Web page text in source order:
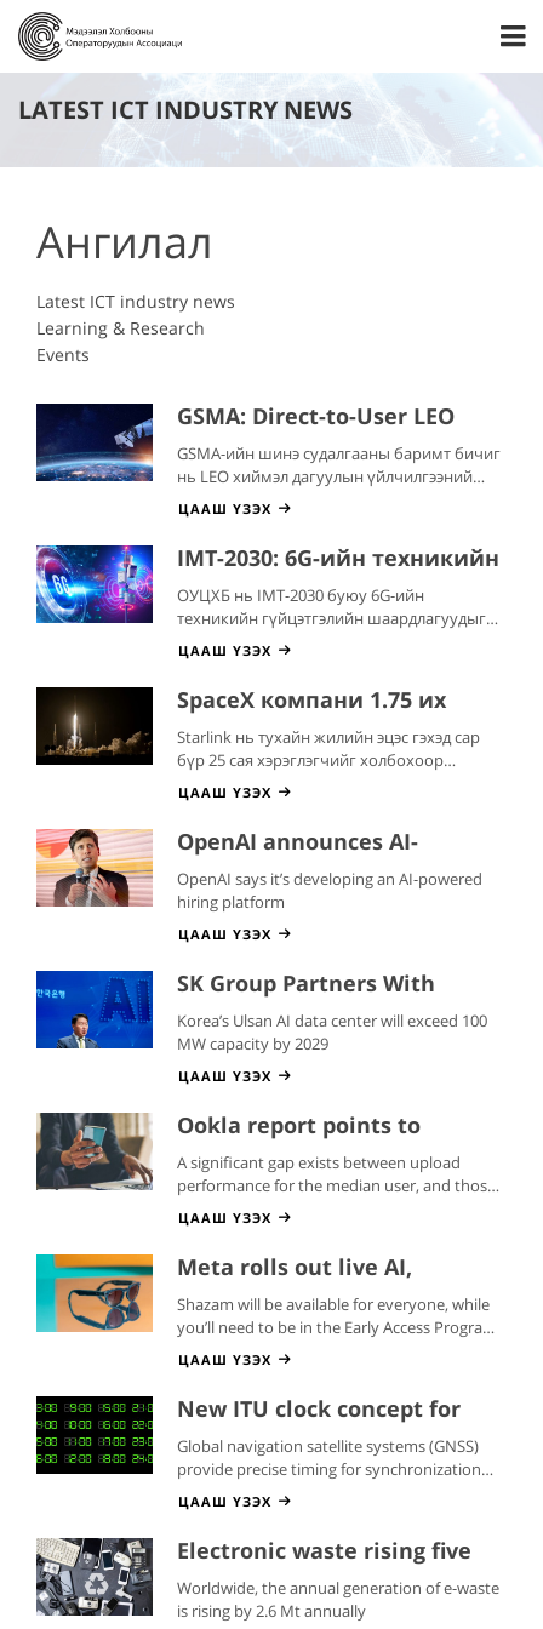
LATEST ICT INDUSTRY NEWS
Ангилал
Latest ICT industry news
Learning & Research
Events
GSMA: Direct-to-User LEO
хиймэл дагуулын
үйлчилгээний
зохицуулалтын бэлэн
байдал бий болгохыг
уриалж байна
GSMA-ийн шинэ судалгааны баримт бичиг
нь LEO хиймэл дагуулын үйлчилгээний
зохицуулалтыг боловсруулахыг зөвлөж
байна
ЦААШ ҮЗЭХ
IMT-2030: 6G-ийн техникийн
гүйцэтгэлийн шаардлагууд
ОУЦХБ нь IMT-2030 буюу 6G-ийн
техникийн гүйцэтгэлийн шаардлагуудыг
боловсруулсан байна
ЦААШ ҮЗЭХ
SpaceX компани 1.75 их
наяд долларын IPO үнэлгээ
авах зорилгоор Starlink-ийн
үүрэн холбооны сүлжээний
хамрах хүрээг өргөтгөхөөр
төлөвлөж байна
Starlink нь тухайн жилийн эцэс гэхэд сар
бүр 25 сая хэрэглэгчийг холбохоор
төлөвлөж байна
ЦААШ ҮЗЭХ
OpenAI announces AI-
powered hiring platform to
take on LinkedIn
OpenAI says it’s developing an AI-powered
hiring platform
ЦААШ ҮЗЭХ
SK Group Partners With
Amazon To Build A $5 Billion
AI Data Center In Korea
Korea’s Ulsan AI data center will exceed 100
MW capacity by 2029
ЦААШ ҮЗЭХ
Ookla report points to
‘network challenges’ ahead of
New Year’s Eve
A significant gap exists between upload
performance for the median user, and those
in the lower 10th percentile
ЦААШ ҮЗЭХ
Meta rolls out live AI,
translations, and Shazam to
its smart glasses
Shazam will be available for everyone, while
you’ll need to be in the Early Access Program
for the live AI and live translations
ЦААШ ҮЗЭХ
New ITU clock concept for
more resilient
synchronization networks
Global navigation satellite systems (GNSS)
provide precise timing for synchronization
networks
ЦААШ ҮЗЭХ
Electronic waste rising five
times faster than
documented e-waste
Worldwide, the annual generation of e-waste
is rising by 2.6 Mt annually